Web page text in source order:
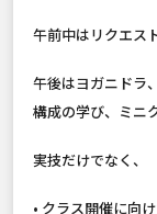
午前中はリクエス
午後はヨガニドラ
構成の学び、ミニ
実技だけでなく、
• クラス開催に向